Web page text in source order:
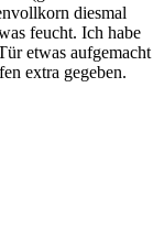
diesmal
feucht. Ich habe
etwas aufgemacht
extra gegeben.